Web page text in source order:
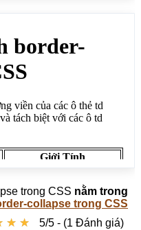
table nếu gần nhau
duy nhất:</p>
collapse;" >
trong CSS nằm trong
collapse trong CSS
★ ★
★ ★ 5/5 - (1 Đánh giá)